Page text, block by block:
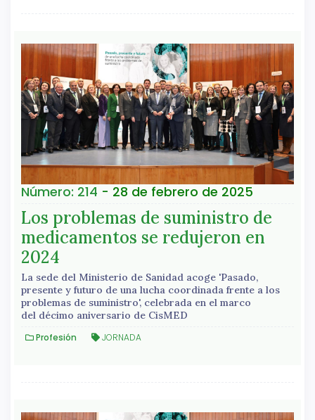
Número: 214 - 28 de febrero de 2025
Los problemas de suministro de
medicamentos se redujeron en
2024
La sede del Ministerio de Sanidad acoge 'Pasado,
presente y futuro de una lucha coordinada frente a los
problemas de suministro', celebrada en el marco
del décimo aniversario de CisMED
Profesión JORNADA